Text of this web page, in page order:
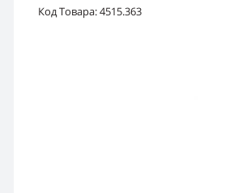
Код Товара: 4515.363